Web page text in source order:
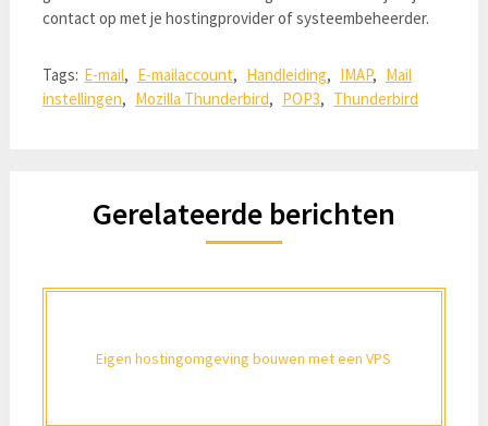
contact op met je hostingprovider of systeembeheerder.
Tags: E-mail, E-mailaccount, Handleiding, IMAP, Mail
instellingen, Mozilla Thunderbird, POP3, Thunderbird
Gerelateerde berichten
Eigen hostingomgeving bouwen met een VPS